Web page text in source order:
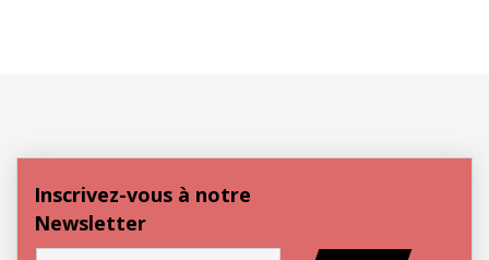
Inscrivez-vous à notre
Newsletter